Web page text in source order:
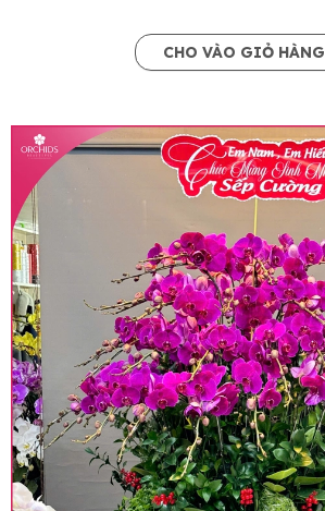
CHO VÀO GIỎ HÀNG